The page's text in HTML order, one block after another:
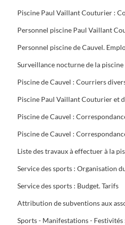
Personnel piscine Paul Vaillant
Personnel piscine de Cauvel.
Surveillance nocturne de la
Piscine de Cauvel :
Piscine de Cauvel :
Liste des travaux à effectuer à la
Service des sports : Budget. Tarifs